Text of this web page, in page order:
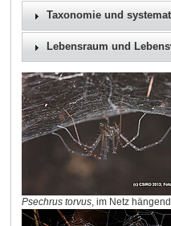
Taxonomie und
Lebensraum und
Psechrus torvus, im Netz hängend